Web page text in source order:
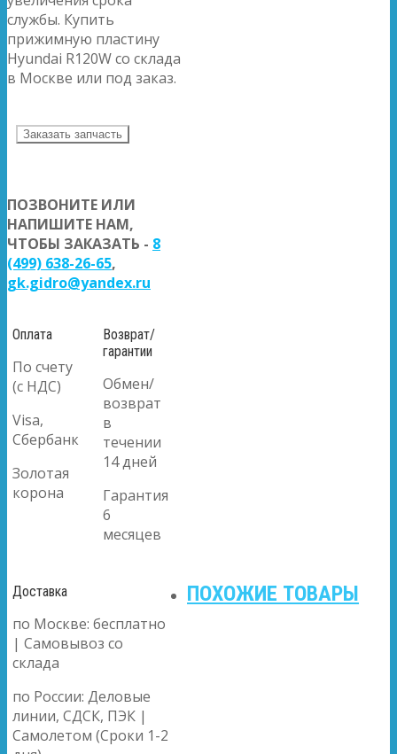
службы. Купить
прижимную пластину
Hyundai R120W со склада
в Москве или под заказ.
Заказать запчасть
ПОЗВОНИТЕ ИЛИ
НАПИШИТЕ НАМ,
ЧТОБЫ ЗАКАЗАТЬ - 8
(499) 638-26-65,
gk.gidro@yandex.ru
Оплата
По счету
(с НДС)
Visa,
Сбербанк
Золотая
корона
Возврат/
гарантии
Обмен/
возврат
в
течении
14 дней
Гарантия
6
месяцев
Доставка
по Москве: бесплатно
| Самовывоз со
склада
по России: Деловые
линии, СДСК, ПЭК |
Самолетом (Сроки 1-2
ПОХОЖИЕ ТОВАРЫ